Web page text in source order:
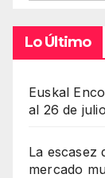
Lo Último
Euskal
al 26 de julio
La escasez
mercado